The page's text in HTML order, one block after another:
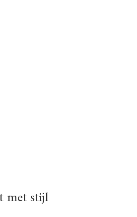
met stijl